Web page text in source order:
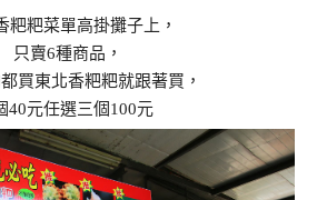
粑粑菜單高掛攤子上，
只賣6種商品，
買東北香粑粑就跟著買，
40元任選三個100元